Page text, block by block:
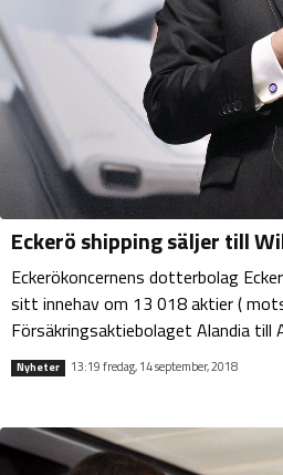
Eckerö shipping säljer till
Eckerökoncernens dotterbolag
sitt innehav om 13 018 aktier (
Försäkringsaktiebolaget Alandia till
Nyheter 13:19 fredag, 14 september, 2018